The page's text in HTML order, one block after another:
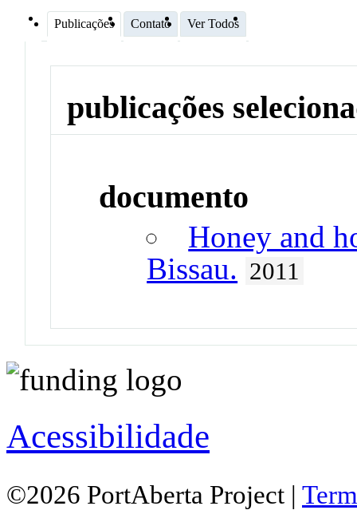
Publicações Contato Ver Todos
publicações
documento
Honey and
Bissau. 2011
Acessibilidade
©2026 PortAberta Project |